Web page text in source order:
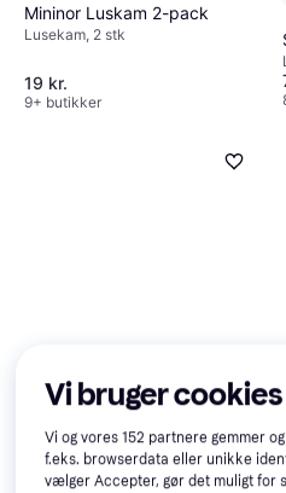
Mininor Luskam 2-pack
Lusekam, 2 stk
19 kr.
9+ butikker
Vi bruger
Vi og vores 152 partnere gemmer
f.eks. browserdata eller unikke
vælger Accepter, gør det muligt for